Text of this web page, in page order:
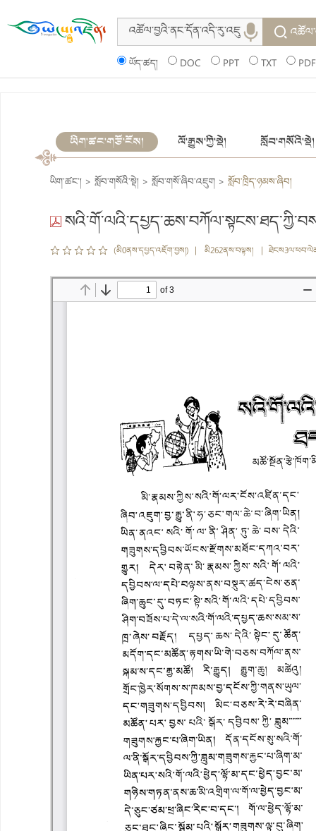
ཡོད་ཚད། DOC PPT TXT PDF
ཡིག་ཚང་གཙོ་ངོས། ལོ་རྒྱུས་ཀྱི་སྡེ། སློབ་གསོའི་སྡེ།
ཡིག་ཚང་། > སློབ་གསོའི་སྡེ། > སློབ་གསོ་ཞིབ་འཇུག > སློབ་ཁྲིད་ཉམས་ཞིབ།
(མི0ནས་དཔྱད་འཇོག་བྱས།) | མི262ནས་བལྟས། |